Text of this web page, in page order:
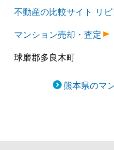
不動産の比較サイト リ
マンション売却・査定
球磨郡多良木町
熊本県のマ